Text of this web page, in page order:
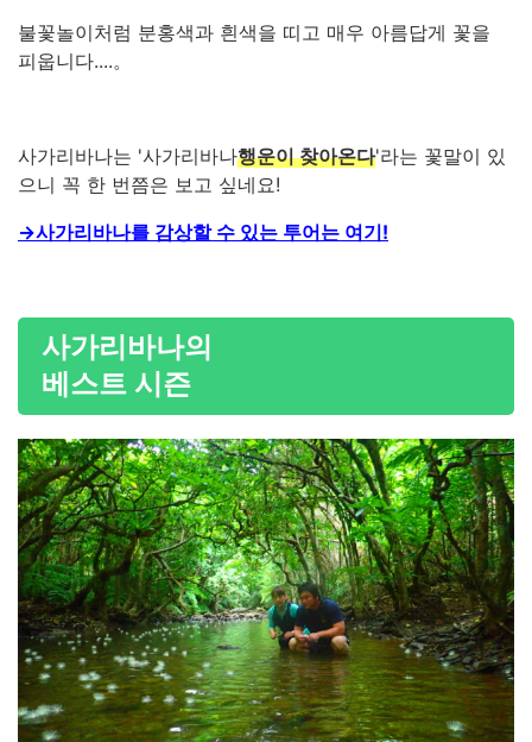
불꽃놀이처럼 분홍색과 흰색을 띠고 매우 아름답게 꽃을
피웁니다....。
사가리바나는 '사가리바나행운이 찾아온다'라는 꽃말이 있
으니 꼭 한 번쯤은 보고 싶네요!
→사가리바나를 감상할 수 있는 투어는 여기!
사가리바나의
베스트 시즌